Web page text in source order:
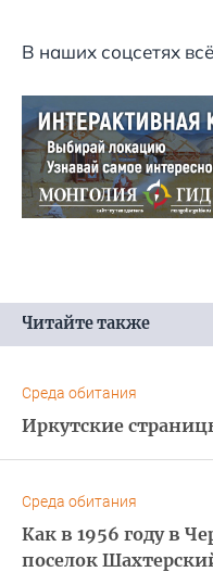
В наших соцсетях
Читайте также
Среда обитания
Иркутские
Среда обитания
Как в 1956 году в
поселок